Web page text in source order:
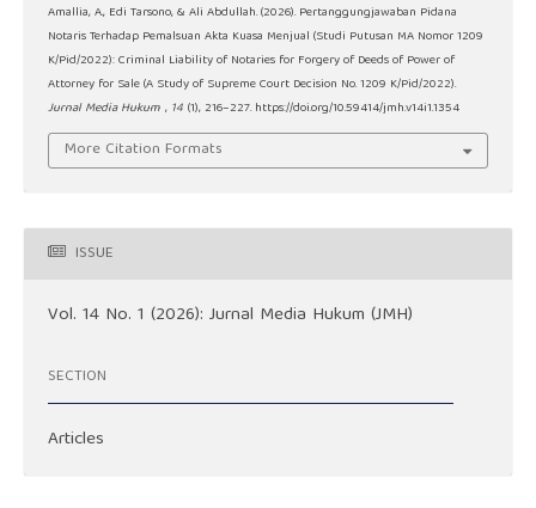
Amallia, A., Edi Tarsono, & Ali Abdullah. (2026). Pertanggungjawaban Pidana
Notaris Terhadap Pemalsuan Akta Kuasa Menjual (Studi Putusan MA Nomor 1209
K/Pid/2022): Criminal Liability of Notaries for Forgery of Deeds of Power of
Attorney for Sale (A Study of Supreme Court Decision No. 1209 K/Pid/2022).
Jurnal Media Hukum , 14 (1), 216–227. https://doi.org/10.59414/jmh.v14i1.1354
More Citation Formats
ISSUE
Vol. 14 No. 1 (2026): Jurnal Media Hukum (JMH)
SECTION
Articles